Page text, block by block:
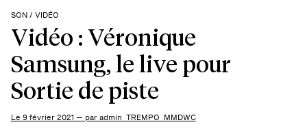
SON / VIDÉO
Vidéo : Véronique
Samsung, le live pour
Sortie de piste
Le 9 février 2021 — par admin_TREMPO_MMDWC